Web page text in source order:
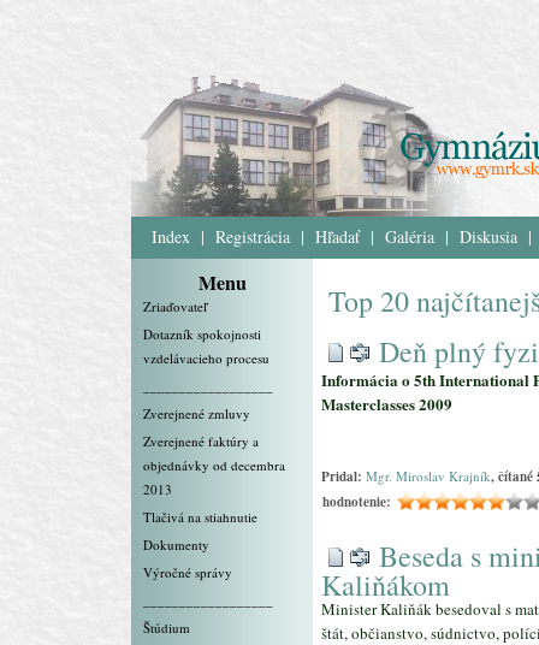
Index | Registrácia | Hľadať | Galéria | Diskusia |
Menu
Zriaďovateľ
Dotazník spokojnosti
vzdelávacieho procesu
Zverejnené zmluvy
Zverejnené faktúry a
objednávky od decembra
2013
Tlačivá na stiahnutie
Dokumenty
Výročné správy
Štúdium
Top 20
Deň plný
Informácia o 5th International
Masterclasses 2009
Pridal: Mgr. Miroslav Krajník, čítané
hodnotenie:
Beseda s
Kaliňákom
Minister Kaliňák besedoval s
štát, občianstvo, súdnictvo,